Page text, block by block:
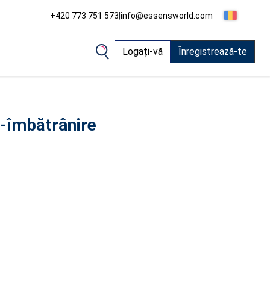
+420 773 751 573|info@essensworld.com
Logați-vă Înregistrează-te
îmbătrânire